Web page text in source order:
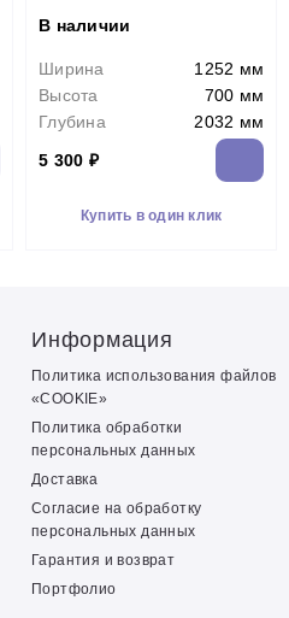
В наличии
Ширина
1252 мм
Высота
700 мм
Глубина
2032 мм
5 300 ₽
Купить в один клик
Информация
Политика использования файлов
«COOKIE»
Политика обработки
персональных данных
Доставка
Согласие на обработку
персональных данных
Гарантия и возврат
Портфолио